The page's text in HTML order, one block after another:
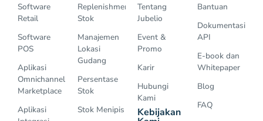
Software
Retail
Software
POS
Aplikasi
Omnichannel
Marketplace
Aplikasi
Replenishment
Stok
Manajemen
Lokasi
Gudang
Persentase
Stok
Stok Menipis
Tentang
Jubelio
Event &
Promo
Karir
Hubungi
Kami
Kebijakan
Bantuan
Dokumentasi
API
E-book dan
Whitepaper
Blog
FAQ